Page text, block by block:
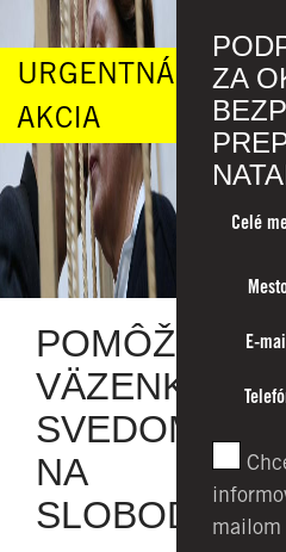
URGENTNÁ
AKCIA
POMÔŽME
VÄZENKYNI
SVEDOMIA
NA
SLOBODU!
ZA
Celé
E-
mailom